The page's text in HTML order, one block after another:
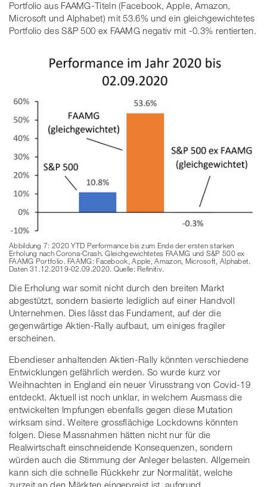
Portfolio aus FAAMG-Titeln (Facebook, Apple, Amazon,
Microsoft und Alphabet) mit 53.6% und ein gleichgewichtetes
Portfolio des S&P 500 ex FAAMG negativ mit -0.3% rentierten.
Abbildung 7: 2020 YTD Performance bis zum Ende der ersten starken
Erholung nach Corona-Crash. Gleichgewichtetes FAAMG und S&P 500 ex
FAAMG Portfolio. FAAMG: Facebook, Apple, Amazon, Microsoft, Alphabet.
Daten 31.12.2019-02.09.2020. Quelle: Refinitiv.
Die Erholung war somit nicht durch den breiten Markt
abgestützt, sondern basierte lediglich auf einer Handvoll
Unternehmen. Dies lässt das Fundament, auf der die
gegenwärtige Aktien-Rally aufbaut, um einiges fragiler
erscheinen.
Ebendieser anhaltenden Aktien-Rally könnten verschiedene
Entwicklungen gefährlich werden. So wurde kurz vor
Weihnachten in England ein neuer Virusstrang von Covid-19
entdeckt. Aktuell ist noch unklar, in welchem Ausmass die
entwickelten Impfungen ebenfalls gegen diese Mutation
wirksam sind. Weitere grossflächige Lockdowns könnten
folgen. Diese Massnahmen hätten nicht nur für die
Realwirtschaft einschneidende Konsequenzen, sondern
würden auch die Stimmung der Anleger belasten. Allgemein
kann sich die schnelle Rückkehr zur Normalität, welche